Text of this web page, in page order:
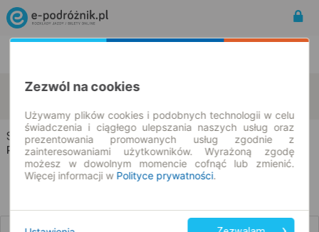
Szyszkowiec Czersk
Szyszkowiec → Czersk
Rozkład jazdy i bilety
Zezwól na cookies
Używamy plików cookies i podobnych technologii w celu
świadczenia i ciągłego ulepszania naszych usług oraz
prezentowania promowanych usług zgodnie z
zainteresowaniami użytkowników. Wyrażoną zgodę
możesz w dowolnym momencie cofnąć lub zmienić.
Więcej informacji w Polityce prywatności.